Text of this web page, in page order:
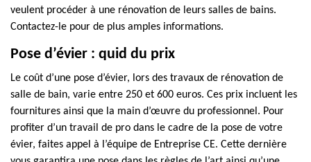
veulent procéder à une rénovation de leurs salles de bains.
Contactez-le pour de plus amples informations.
Pose d’évier : quid du prix
Le coût d’une pose d’évier, lors des travaux de rénovation de
salle de bain, varie entre 250 et 600 euros. Ces prix incluent les
fournitures ainsi que la main d’œuvre du professionnel. Pour
profiter d’un travail de pro dans le cadre de la pose de votre
évier, faites appel à l’équipe de Entreprise CE. Cette dernière